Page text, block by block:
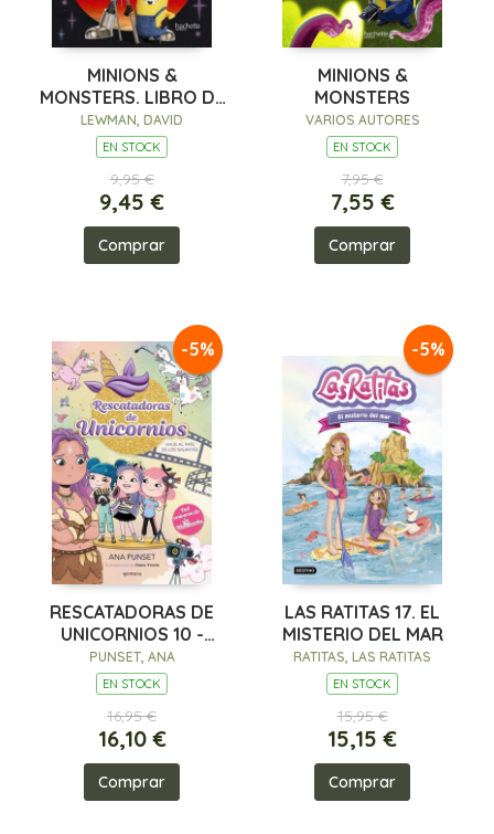
MINIONS &
MONSTERS. LIBRO DE
ACTIVIDADES OFICIAL
LEWMAN, DAVID
EN STOCK
9,95 €
9,45 €
Comprar
MINIONS &
MONSTERS
VARIOS AUTORES
EN STOCK
7,95 €
7,55 €
Comprar
-5%
RESCATADORAS DE
UNICORNIOS 10 -
VIAJE AL PAÍS DE LOS
GIGANTES
PUNSET, ANA
EN STOCK
16,95 €
16,10 €
Comprar
-5%
LAS RATITAS 17. EL
MISTERIO DEL MAR
RATITAS, LAS RATITAS
EN STOCK
15,95 €
15,15 €
Comprar